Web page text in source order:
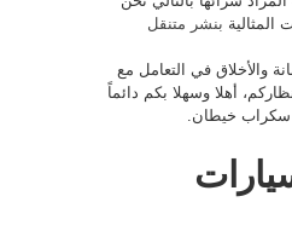
بنشر متنقل
والأخلاق في التعامل مع
أهلا وسهلا بكم دائماً
خيطان.